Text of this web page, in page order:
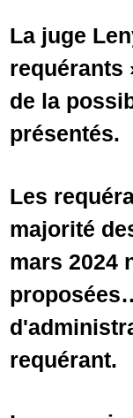
La juge
requérants
de la
présentés.
Les
majorité
mars 2024
requérant.